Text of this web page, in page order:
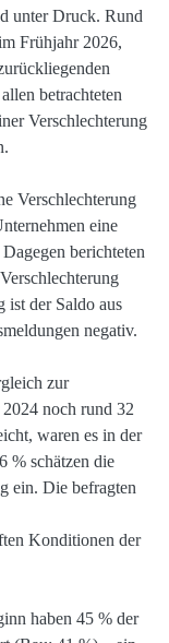
unter Druck. Rund
Frühjahr 2026,
betrachteten
Verschlechterung
Verschlechterung
eine
berichteten
ist der Saldo aus
negativ.
zur
noch rund 32
waren es in der
% schätzen die
ein. Die befragten
Konditionen der
haben 45 % der